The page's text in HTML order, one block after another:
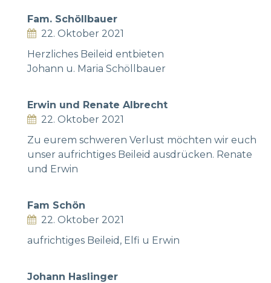
Fam. Schöllbauer
22. Oktober 2021
Herzliches Beileid entbieten
Johann u. Maria Schöllbauer
Erwin und Renate Albrecht
22. Oktober 2021
Zu eurem schweren Verlust möchten wir euch
unser aufrichtiges Beileid ausdrücken. Renate
und Erwin
Fam Schön
22. Oktober 2021
aufrichtiges Beileid, Elfi u Erwin
Johann Haslinger